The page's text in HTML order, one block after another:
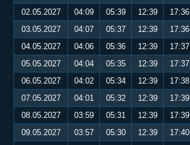
02.05.2027
04:09 05:39 12:39 17:36
03.05.2027
04:07 05:37 12:39 17:36
04.05.2027
04:06 05:36 12:39 17:37
05.05.2027
04:04 05:35 12:39 17:37
06.05.2027
04:02 05:34 12:39 17:38
07.05.2027
04:01 05:32 12:39 17:39
08.05.2027
03:59 05:31 12:39 17:39
09.05.2027
03:57 05:30 12:39 17:40